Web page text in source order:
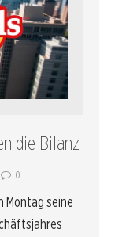
die Bilanz
0
Montag seine